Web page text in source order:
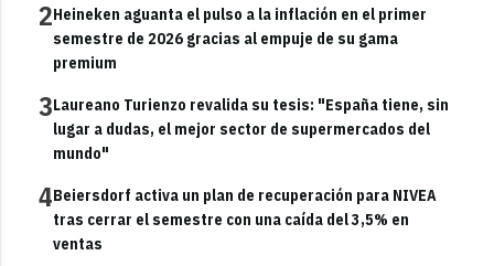
2Heineken aguanta el pulso a la inflación en el primer
semestre de 2026 gracias al empuje de su gama
premium
3Laureano Turienzo revalida su tesis: "España tiene, sin
lugar a dudas, el mejor sector de supermercados del
mundo"
4Beiersdorf activa un plan de recuperación para NIVEA
tras cerrar el semestre con una caída del 3,5% en
ventas